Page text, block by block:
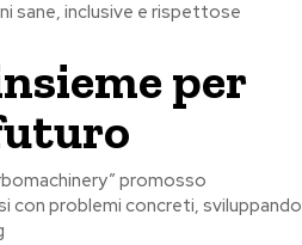
sane, inclusive e rispettose
per
promosso
con problemi concreti, sviluppando